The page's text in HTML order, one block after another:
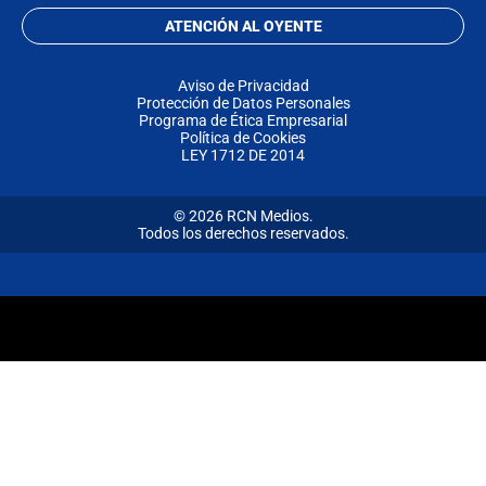
ATENCIÓN AL OYENTE
Aviso de Privacidad
Protección de Datos Personales
Programa de Ética Empresarial
Política de Cookies
LEY 1712 DE 2014
© 2026 RCN Medios.
Todos los derechos reservados.